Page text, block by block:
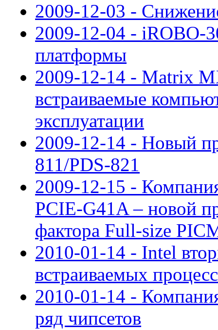
2009-12-03 -
2009-12-04 - iROBO-
платформы
2009-12-14 - Matrix
встраиваемые
эксплуатации
2009-12-14 - Новый
811/PDS-821
2009-12-15 -
PCIE-G41A – новой
фактора Full-size
2010-01-14 - Intel
встраиваемых
2010-01-14 -
ряд чипсетов